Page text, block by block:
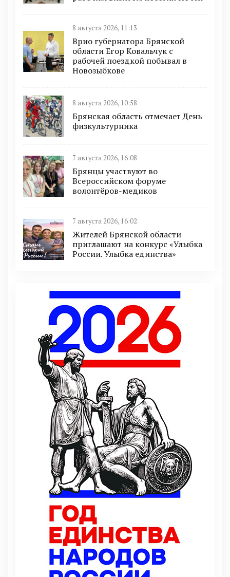
8 августа 2026, 11:13
Врио губернатора Брянской
области Егор Ковальчук с
рабочей поездкой побывал в
Новозыбкове
8 августа 2026, 10:58
Брянская область отмечает День
физкультурника
7 августа 2026, 16:08
Брянцы участвуют во
Всероссийском форуме
волонтёров-медиков
7 августа 2026, 16:02
Жителей Брянской области
приглашают на конкурс «Улыбка
России. Улыбка единства»